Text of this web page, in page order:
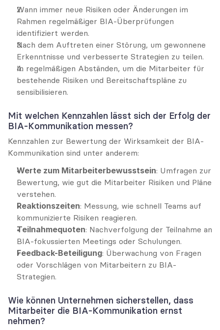
Wann immer neue Risiken oder Änderungen im
Rahmen regelmäßiger BIA-Überprüfungen
identifiziert werden.
Nach dem Auftreten einer Störung, um gewonnene
Erkenntnisse und verbesserte Strategien zu teilen.
In regelmäßigen Abständen, um die Mitarbeiter für
bestehende Risiken und Bereitschaftspläne zu
sensibilisieren.
Mit welchen Kennzahlen lässt sich der Erfolg der
BIA-Kommunikation messen?
Kennzahlen zur Bewertung der Wirksamkeit der BIA-
Kommunikation sind unter anderem:
Werte zum Mitarbeiterbewusstsein: Umfragen zur
Bewertung, wie gut die Mitarbeiter Risiken und Pläne
verstehen.
Reaktionszeiten: Messung, wie schnell Teams auf
kommunizierte Risiken reagieren.
Teilnahmequoten: Nachverfolgung der Teilnahme an
BIA-fokussierten Meetings oder Schulungen.
Feedback-Beteiligung: Überwachung von Fragen
oder Vorschlägen von Mitarbeitern zu BIA-
Strategien.
Wie können Unternehmen sicherstellen, dass
Mitarbeiter die BIA-Kommunikation ernst
nehmen?